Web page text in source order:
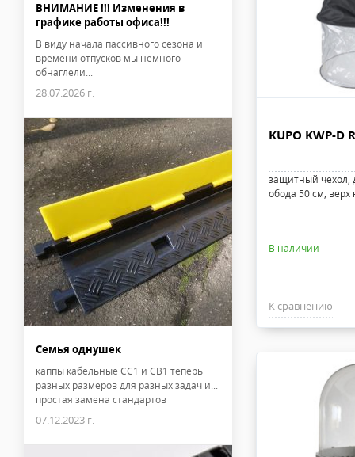
ВНИМАНИЕ !!! Изменения в
графике работы офиса!!!
В виду начала пассивного сезона и
времени отпусков мы немного
обнаглели...
28.07.2026 г.
Семья однушек
каппы кабельные CC1 и CB1 теперь
разных размеров для разных задач и...
простая замена стандартов
07.12.2023 г.
KUPO KWP-D
защитный чехол,
обода 50 см,
В наличии
К сравнению